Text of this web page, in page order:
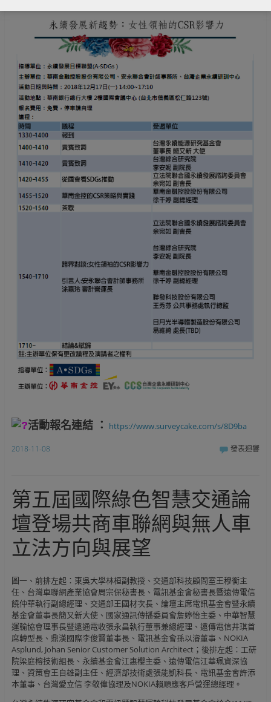
活動報名連結 ： https://www.surveycake.com/s/8D9ba
2018-11-08 發表迴響
第五屆國際綠色智慧交通論
壇登場共商車聯網與無人車
立法方向與展望
圖一、前排左起：東吳大學林桓副教授、交通部科技顧問室王穆衡主
任、台灣車聯網產業協會周宗保秘書長、電訊基金會秘書長暨遠傳電信
饒仲華執行副總經理、交通部王國材次長、論壇主席電訊基金會暨永續
基金會董事長簡又新大使、國家通訊傳播委員會詹婷怡主委、中華智慧
運輸協會理事長暨遠通電收張永昌執行董事兼總經理、遠傳電信井琪首
席轉型長、鼎漢國際李俊賢董事長、電訊基金會孫以濬董事、NOKIA
Asplund, Johan Senior Customer Solution Architect；後排左起：工研
院梁庭榕技術組長、永續基金會江惠櫻主委、遠傳電信江華珮資深協
理、資策會王自雄副主任、經濟部技術處張能凱科長、電訊基金會許添
本董事、台灣愛立信 李敬偉協理及NOKIA賴順應客戶營運總經理。